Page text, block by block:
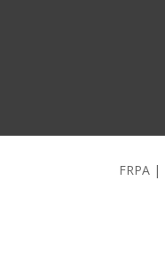
FRPA |